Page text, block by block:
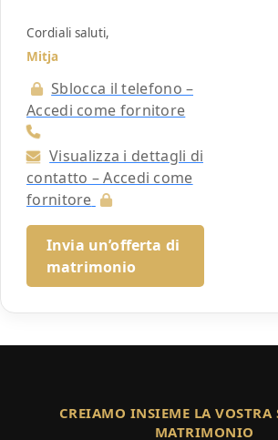
Cordiali saluti,
Mitja
Sblocca il telefono –
Accedi come fornitore
Visualizza i dettagli di
contatto – Accedi come
fornitore
Invia un’offerta di
matrimonio
CREIAMO INSIEME LA
MATRIMONIO